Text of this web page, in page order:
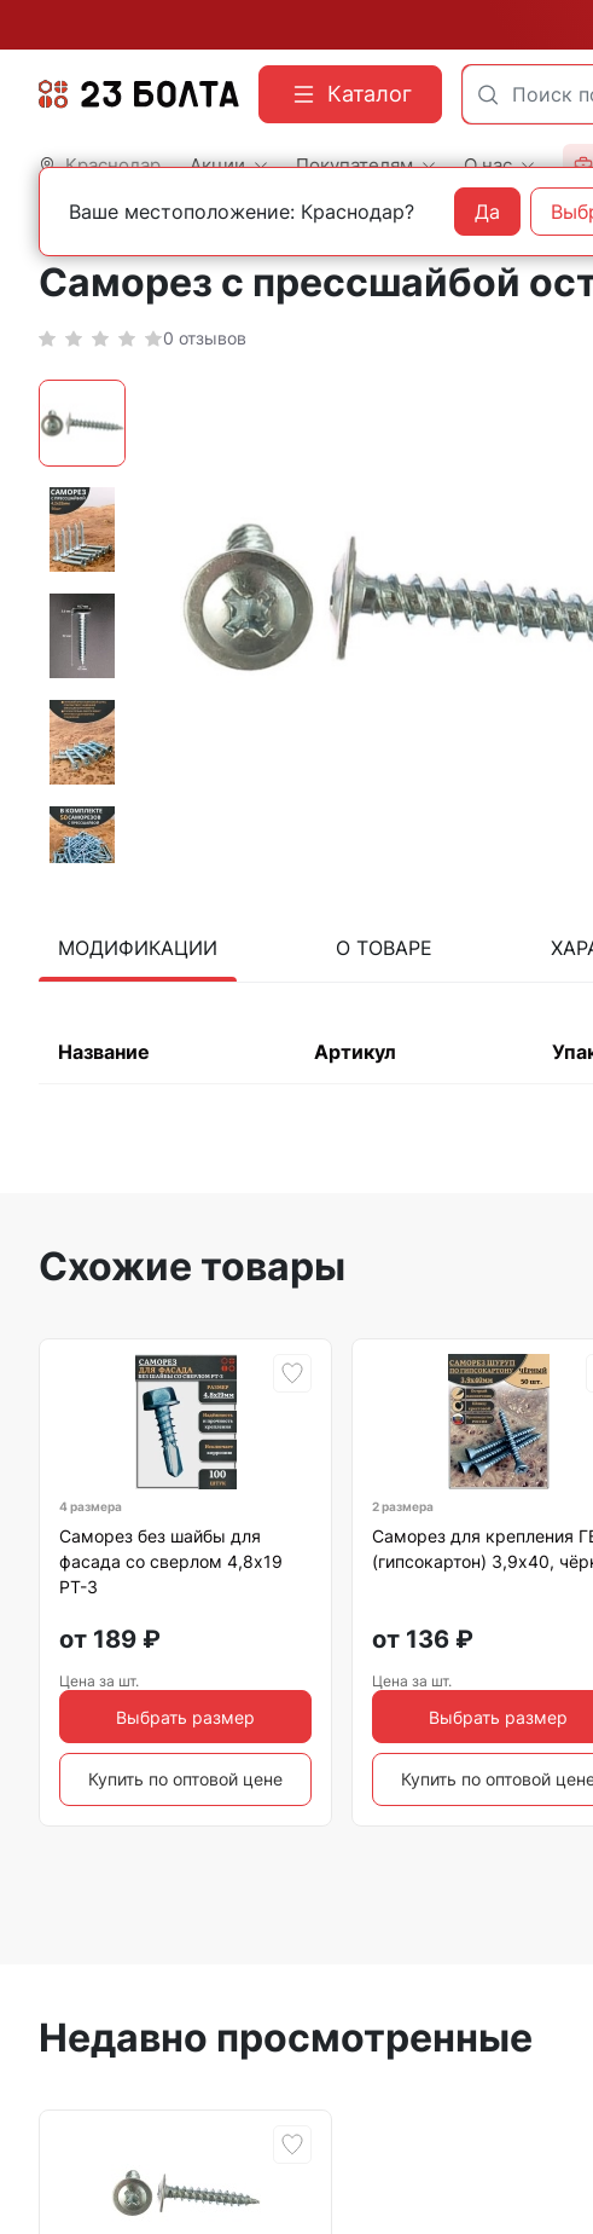
Каталог
Краснодар Акции Покупателям О нас
Главная Фасованный крепеж Саморезы
Саморез с прессшайбой
0 отзывов
МОДИФИКАЦИИ О ТОВАРЕ
Название Артикул
Схожие товары
4 размера
Саморез без шайбы для
фасада со сверлом 4,8х19
РТ-3
от 189 ₽
Цена за шт.
Выбрать размер
Купить по оптовой цене
2 размера
Саморез для крепления
(гипсокартон) 3,9х40,
от 136 ₽
Цена за шт.
Выбрать размер
Купить по оптовой
Недавно просмотренные
Ваше местоположение: Краснодар? Да